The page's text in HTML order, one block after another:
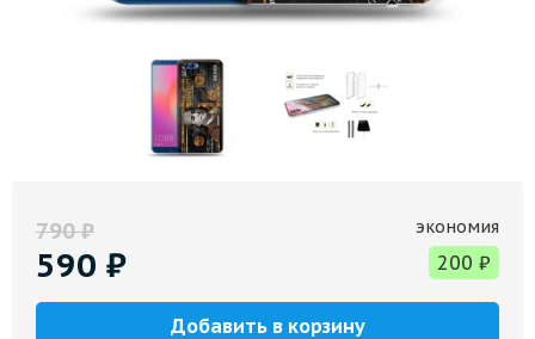
790₽
590 ₽
экономия
200 ₽
Добавить в корзину